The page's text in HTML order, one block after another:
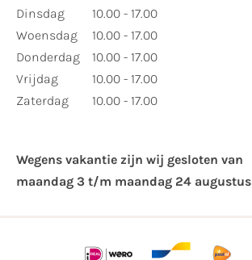
Dinsdag
Woensdag
Donderdag
Vrijdag
Zaterdag
10.00 - 17.00
10.00 - 17.00
10.00 - 17.00
10.00 - 17.00
10.00 - 17.00
Wegens vakantie zijn wij gesloten van ​
maandag 3 t/m maandag 24 augustus